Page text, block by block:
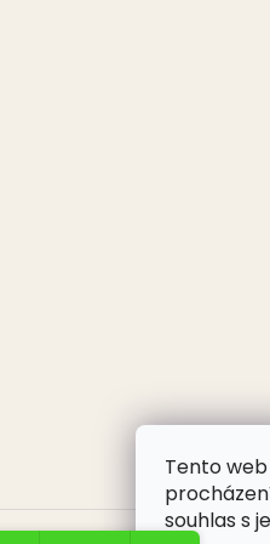
Tento
souhlas s